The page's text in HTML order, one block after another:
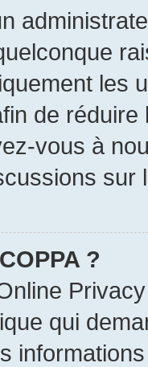
les
de
vous à
sur
?
qui